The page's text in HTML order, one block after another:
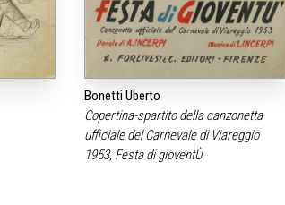
Bonetti Uberto
Copertina-spartito della canzonetta
ufficiale del Carnevale di Viareggio
1953, Festa di gioventÙ